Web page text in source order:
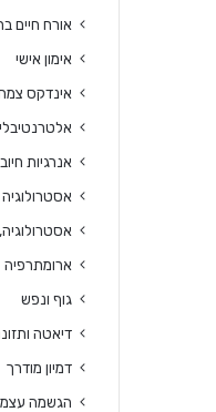
אורח חיים
אימון אישי
אינדקס
אלטרנטיבלי College
אנרגיות
אסטרולוגיה
ארומתרפיה
גוף ונפש
דיאטה
דמיון מודרך
הגשמה